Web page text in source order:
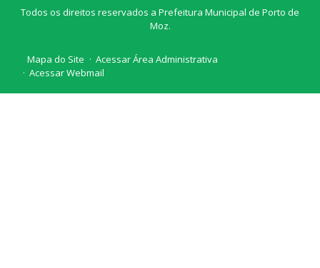
Todos os direitos reservados a Prefeitura Municipal de Porto de
Moz.
Mapa do Site
Acessar Área Administrativa
Acessar Webmail